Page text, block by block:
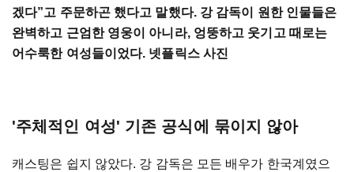
겠다”고 주문하곤 했다고 말했다. 강 감독이 원한 인물들은
완벽하고 근엄한 영웅이 아니라, 엉뚱하고 웃기고 때로는
어수룩한 여성들이었다. 넷플릭스 사진
'주체적인 여성' 기존 공식에 묶이지 않아
캐스팅은 쉽지 않았다. 강 감독은 모든 배우가 한국계였으